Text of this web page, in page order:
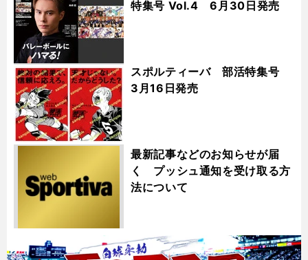
特集号 Vol.4 6月30日発売
スポルティーバ 部活特集号
3月16日発売
最新記事などのお知らせが届
く プッシュ通知を受け取る方
法について